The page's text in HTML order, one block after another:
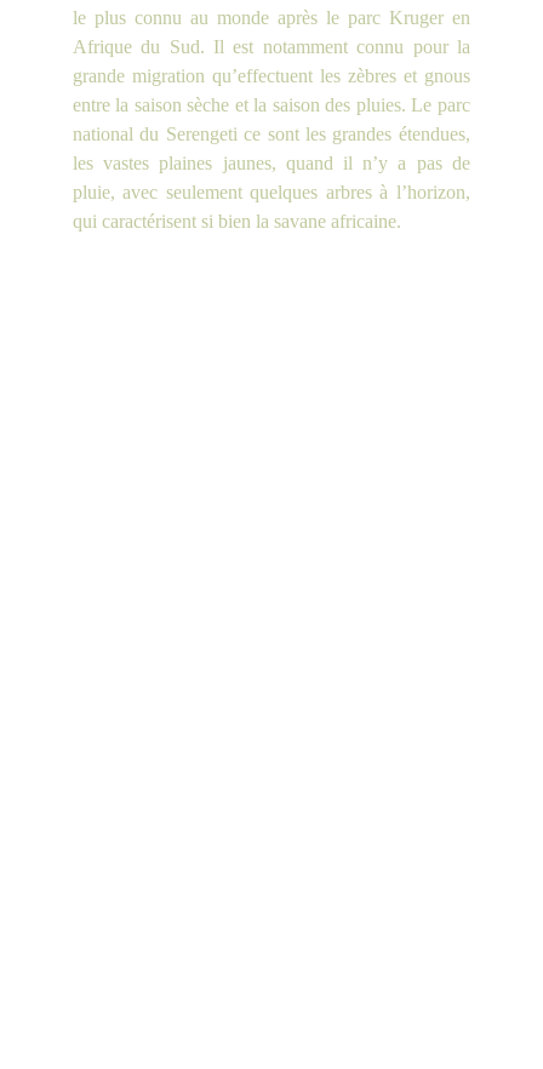
le plus connu au monde après le parc Kruger en
Afrique du Sud. Il est notamment connu pour la
grande migration qu’effectuent les zèbres et gnous
entre la saison sèche et la saison des pluies. Le parc
national du Serengeti ce sont les grandes étendues,
les vastes plaines jaunes, quand il n’y a pas de
pluie, avec seulement quelques arbres à l’horizon,
qui caractérisent si bien la savane africaine.